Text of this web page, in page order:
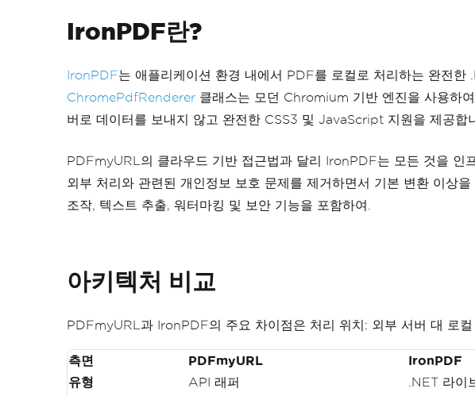
IronPDF란?
IronPDF는 애플리케이션 환경 내에서 PDF를 로컬로 처리하는 완전한
ChromePdfRenderer 클래스는 모던 Chromium 기반 엔진을 사용하
버로 데이터를 보내지 않고 완전한 CSS3 및 JavaScript 지원을 제공합
PDFmyURL의 클라우드 기반 접근법과 달리 IronPDF는 모든 것을 인
외부 처리와 관련된 개인정보 보호 문제를 제거하면서 기본 변환 이상
조작, 텍스트 추출, 워터마킹 및 보안 기능을 포함하여.
아키텍처 비교
PDFmyURL과 IronPDF의 주요 차이점은 처리 위치: 외부 서버 대 로컬
측면 PDFmyURL
IronPDF
유형
API 래퍼
.NET 라이